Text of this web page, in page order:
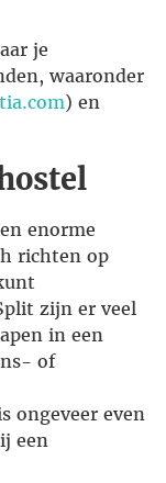
je
waaronder
) en
enorme
richten op
zijn er veel
in een
of
ongeveer even
een